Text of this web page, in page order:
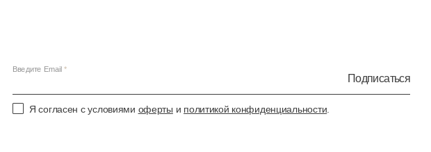
Введите Email
Подписаться
Я согласен с условиями оферты и политикой конфиденциальности